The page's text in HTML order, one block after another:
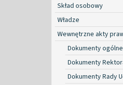
Skład osobowy
Władze
Wewnętrzne akty
Dokumenty ogólne
Dokumenty
Dokumenty Rady